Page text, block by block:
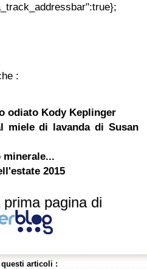
:
odiato Kody Keplinger
miele di lavanda di Susan
2015
pagina di
articoli :